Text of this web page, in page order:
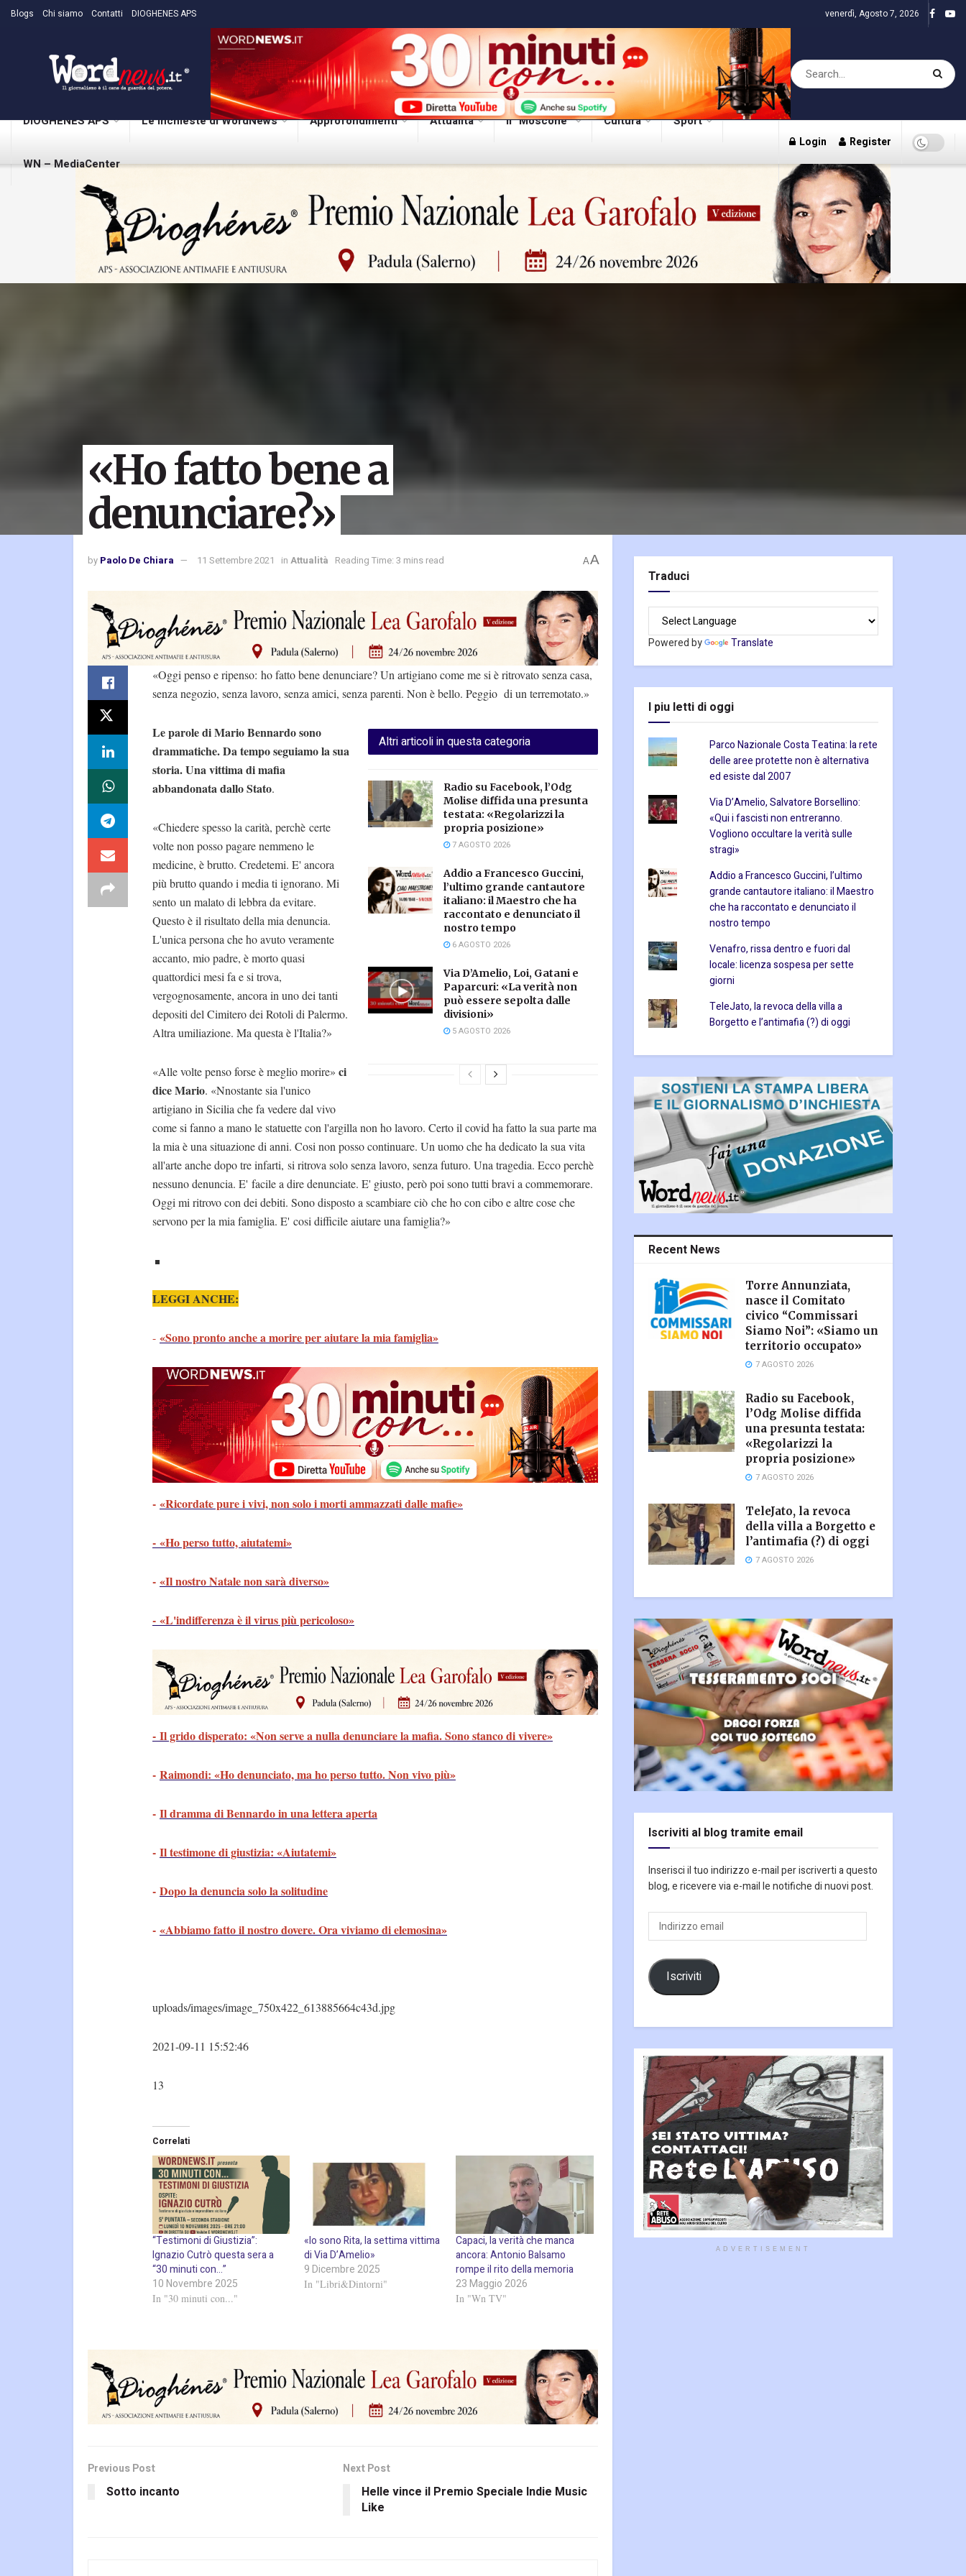
Blogs Chi siamo Contatti DIOGHENES APS venerdì, Agosto 7, 2026
DIOGHENES APS Le inchieste di WordNews Approfondimenti Attualità Il “Moscone” Cultura Sport
WN – MediaCenter
Login Register
«Ho fatto bene a
denunciare?»
by Paolo De Chiara 11 Settembre 2021 in Attualità Reading Time: 3 mins read AA
«Oggi penso e ripenso: ho fatto bene denunciare? Un artigiano come me si è ritrovato senza casa,
senza negozio, senza lavoro, senza amici, senza parenti. Non è bello. Peggio di un terremotato.»
Altri articoli in questa categoria
Radio su Facebook, l’Odg
Molise diffida una presunta
testata: «Regolarizzi la
propria posizione»
7 AGOSTO 2026
Addio a Francesco Guccini,
l’ultimo grande cantautore
italiano: il Maestro che ha
raccontato e denunciato il
nostro tempo
6 AGOSTO 2026
Via D’Amelio, Loi, Gatani e
Paparcuri: «La verità non
può essere sepolta dalle
divisioni»
5 AGOSTO 2026
Le parole di Mario Bennardo sono
drammatiche. Da tempo seguiamo la sua
storia. Una vittima di mafia
abbandonata dallo Stato.
«Chiedere spesso la carità, perchè certe
volte non posso pagare nemmeno le
medicine, è brutto. Credetemi. E' ancora
più brutto quando i media ti ignorano. Mi
sento un malato di lebbra da evitare.
Questo è il risultato della mia denuncia.
L'unica persona che ho avuto veramente
accanto, mio padre, è morto quasi
quattordici mesi fa e si trova,
vergognosamente, ancora in uno dei tanti
depositi del Cimitero dei Rotoli di Palermo.
Altra umiliazione. Ma questa è l'Italia?»
«Alle volte penso forse è meglio morire» ci
dice Mario. «Nnostante sia l'unico
artigiano in Sicilia che fa vedere dal vivo
come si fanno a mano le statuette con l'argilla non ho lavoro. Certo il covid ha fatto la sua parte ma
la mia è una situazione di anni. Cosi non posso continuare. Un uomo che ha dedicato la sua vita
all'arte anche dopo tre infarti, si ritrova solo senza lavoro, senza futuro. Una tragedia. Ecco perchè
nessuno denuncia. E' facile a dire denunciate. E' giusto, però poi sono tutti bravi a commemorare.
Oggi mi ritrovo con dei debiti. Sono disposto a scambiare ciò che ho con cibo e altre cose che
servono per la mia famiglia. E' cosi difficile aiutare una famiglia?»
LEGGI ANCHE:
- «Sono pronto anche a morire per aiutare la mia famiglia»
- «Ricordate pure i vivi, non solo i morti ammazzati dalle mafie»
- «Ho perso tutto, aiutatemi»
- «Il nostro Natale non sarà diverso»
- «L'indifferenza è il virus più pericoloso»
- Il grido disperato: «Non serve a nulla denunciare la mafia. Sono stanco di vivere»
- Raimondi: «Ho denunciato, ma ho perso tutto. Non vivo più»
- Il dramma di Bennardo in una lettera aperta
- Il testimone di giustizia: «Aiutatemi»
- Dopo la denuncia solo la solitudine
- «Abbiamo fatto il nostro dovere. Ora viviamo di elemosina»
uploads/images/image_750x422_613885664c43d.jpg
2021-09-11 15:52:46
13
Correlati
“Testimoni di Giustizia”:
Ignazio Cutrò questa sera a
“30 minuti con…”
10 Novembre 2025
In "30 minuti con..."
«Io sono Rita, la settima vittima
di Via D’Amelio»
9 Dicembre 2025
In "Libri&Dintorni"
Capaci, la verità che manca
ancora: Antonio Balsamo
rompe il rito della memoria
23 Maggio 2026
In "Wn TV"
Previous Post
Sotto incanto
Next Post
Helle vince il Premio Speciale Indie Music
Like
Traduci
Powered by Translate
I piu letti di oggi
Parco Nazionale Costa Teatina: la rete
delle aree protette non è alternativa
ed esiste dal 2007
Via D’Amelio, Salvatore Borsellino:
«Qui i fascisti non entreranno.
Vogliono occultare la verità sulle
stragi»
Addio a Francesco Guccini, l’ultimo
grande cantautore italiano: il Maestro
che ha raccontato e denunciato il
nostro tempo
Venafro, rissa dentro e fuori dal
locale: licenza sospesa per sette
giorni
TeleJato, la revoca della villa a
Borgetto e l’antimafia (?) di oggi
Recent News
Torre Annunziata,
nasce il Comitato
civico “Commissari
Siamo Noi”: «Siamo un
territorio occupato»
7 AGOSTO 2026
Radio su Facebook,
l’Odg Molise diffida
una presunta testata:
«Regolarizzi la
propria posizione»
7 AGOSTO 2026
TeleJato, la revoca
della villa a Borgetto e
l’antimafia (?) di oggi
7 AGOSTO 2026
Iscriviti al blog tramite email
Inserisci il tuo indirizzo e-mail per iscriverti a questo
blog, e ricevere via e-mail le notifiche di nuovi post.
Indirizzo
email
Iscriviti
ADVERTISEMENT